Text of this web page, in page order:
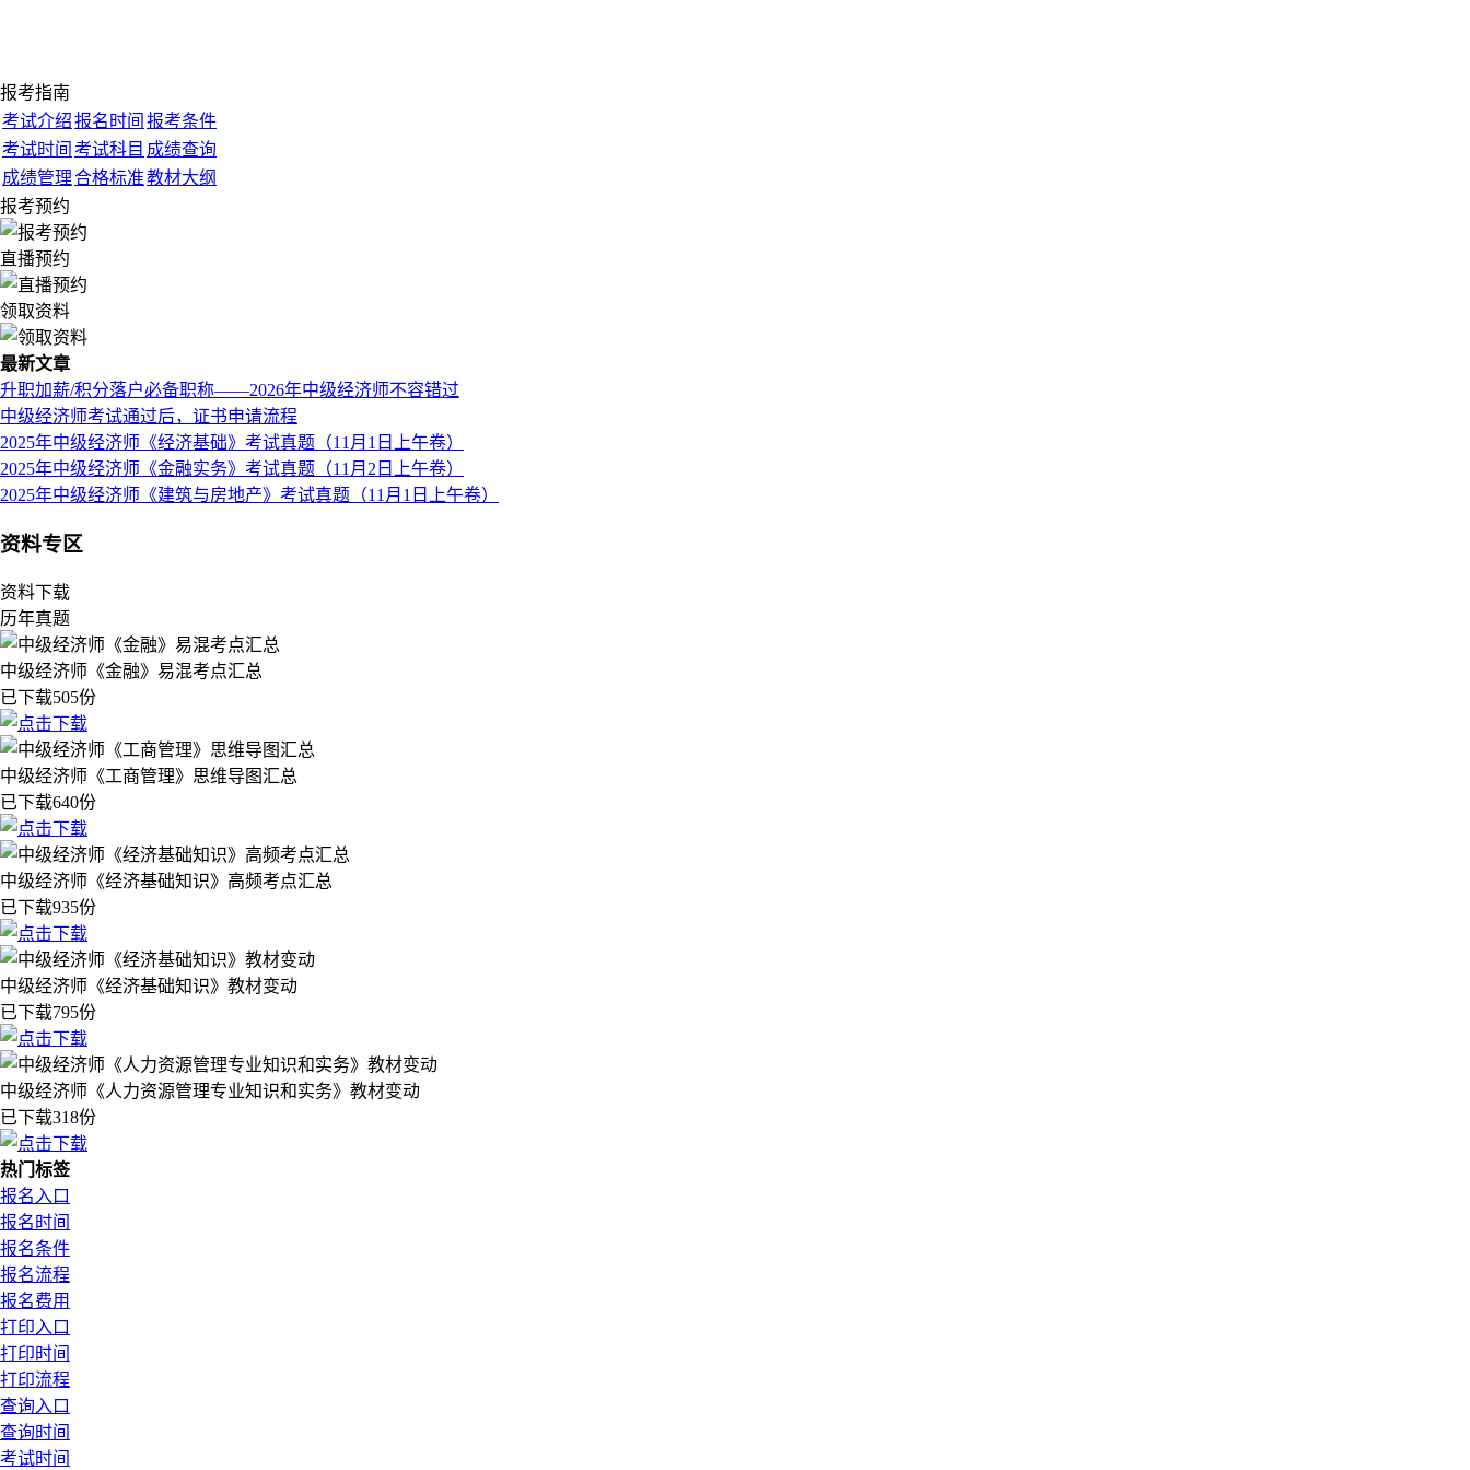
报考指南
考试介绍报名时间 报考条件
考试时间 考试科目 成绩查询
成绩管理合格标准教材大纲
报考预约
直播预约
领取资料
最新文章
升职加薪/积分落户必备职称——2026年中级经济师不容错过
中级经济师考试通过后，证书申请流程
2025年中级经济师《经济基础》考试真题（11月1日上午卷）
2025年中级经济师《金融实务》考试真题（11月2日上午卷）
2025年中级经济师《建筑与房地产》考试真题（11月1日上午卷）
资料专区
资料下载
历年真题
中级经济师《金融》易混考点汇总
已下载505份
中级经济师《工商管理》思维导图汇总
已下载640份
中级经济师《经济基础知识》高频考点汇总
已下载935份
中级经济师《经济基础知识》教材变动
已下载795份
中级经济师《人力资源管理专业知识和实务》教材变动
已下载318份
热门标签
报名入口
报名时间
报名条件
报名流程
报名费用
打印入口
打印时间
打印流程
查询入口
查询时间
考试时间